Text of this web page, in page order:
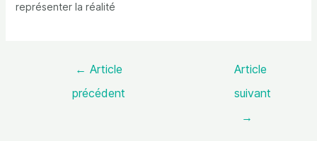
représenter la réalité
← Article
précédent
Article
suivant
→